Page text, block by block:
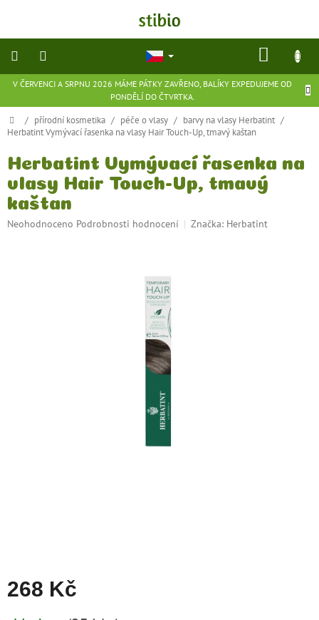
V ČERVENCI A SRPNU 2026 MÁME PÁTKY ZAVŘENO, BALÍKY EXPEDUJEME OD
PONDĚLÍ DO ČTVRTKA.
přírodní
doplňky
potraviny
ekologické
Domů
/ přírodní kosmetika / péče o vlasy / barvy na vlasy Herbatint /
Herbatint Vymývací řasenka na vlasy Hair Touch-Up, tmavý kaštan
Herbatint Vymývací řasenka na
vlasy Hair Touch-Up, tmavý
kaštan
Průměrné
Neohodnoceno Podrobnosti hodnocení Značka: Herbatint
268 Kč